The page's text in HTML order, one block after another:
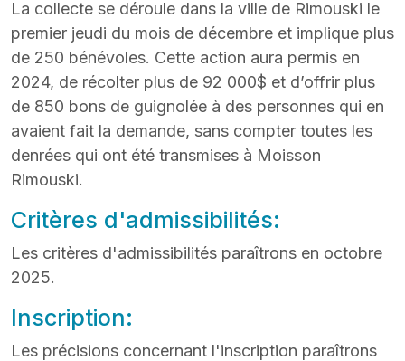
La collecte se déroule dans la ville de Rimouski le
premier jeudi du mois de décembre et implique plus
de 250 bénévoles. Cette action aura permis en
2024, de récolter plus de 92 000$ et d’offrir plus
de 850 bons de guignolée à des personnes qui en
avaient fait la demande, sans compter toutes les
denrées qui ont été transmises à Moisson
Rimouski.
Critères d'admissibilités:
Les critères d'admissibilités paraîtrons en octobre
2025.
Inscription:
Les précisions concernant l'inscription paraîtrons